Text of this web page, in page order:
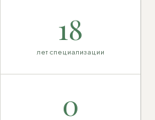
18
лет специализации
0